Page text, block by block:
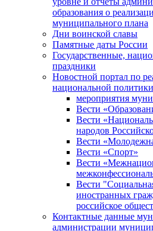
образования о
муниципального плана
Дни воинской славы
Памятные даты России
Государственные,
праздники
Новостной портал по
национальной политики
мероприятия
Вести
Вести
народов
Вести
Вести «Спорт»
Вести
Вести
иностранных
российское
Контактные данные
администрации